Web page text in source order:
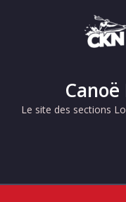
Le site des sections